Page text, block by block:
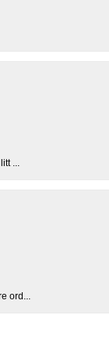
...
ord...